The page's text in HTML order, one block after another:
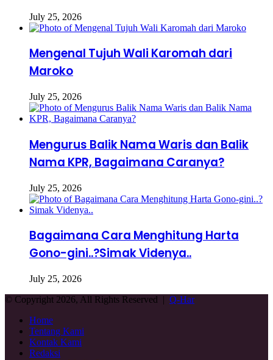
July 25, 2026
Mengenal Tujuh Wali Karomah dari
Maroko
July 25, 2026
Mengurus Balik Nama Waris dan Balik
Nama KPR, Bagaimana Caranya?
July 25, 2026
Bagaimana Cara Menghitung Harta
Gono-gini..?Simak Videnya..
July 25, 2026
© Copyright 2026, All Rights Reserved | Q-Har
Home
Tentang Kami
Kontak Kami
Redaksi